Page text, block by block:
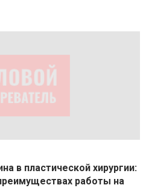
в пластической хирургии:
работы на